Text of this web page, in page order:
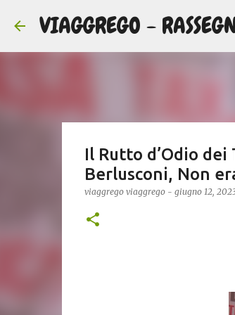
VIAGGREGO -
Il Rutto d’Odio
Berlusconi, Non
viaggrego viaggrego - giugno 12,